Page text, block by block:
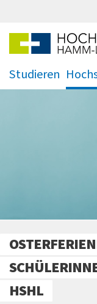
Studieren
. .
HSHL